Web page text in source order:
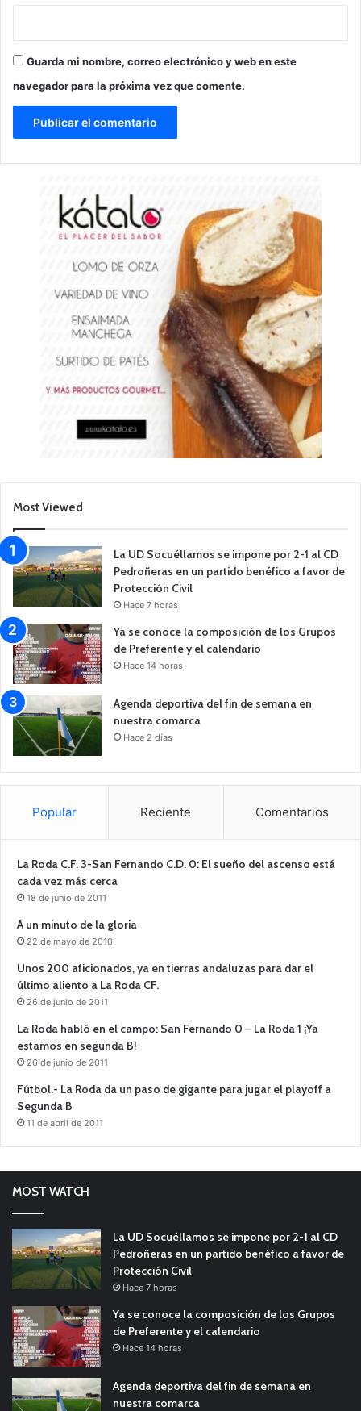
Guarda mi nombre, correo electrónico y web en este
navegador para la próxima vez que comente.
Most Viewed
La UD Socuéllamos se impone por 2-1 al CD
Pedroñeras en un partido benéfico a favor de
Protección Civil
Hace 7 horas
Ya se conoce la composición de los Grupos
de Preferente y el calendario
Hace 14 horas
Agenda deportiva del fin de semana en
nuestra comarca
Hace 2 días
Popular Reciente Comentarios
La Roda C.F. 3-San Fernando C.D. 0: El sueño del ascenso está
cada vez más cerca
18 de junio de 2011
A un minuto de la gloria
22 de mayo de 2010
Unos 200 aficionados, ya en tierras andaluzas para dar el
último aliento a La Roda CF.
26 de junio de 2011
La Roda habló en el campo: San Fernando 0 – La Roda 1 ¡Ya
estamos en segunda B!
26 de junio de 2011
Fútbol.- La Roda da un paso de gigante para jugar el playoff a
Segunda B
11 de abril de 2011
MOST WATCH
La UD Socuéllamos se impone por 2-1 al CD
Pedroñeras en un partido benéfico a favor de
Protección Civil
Hace 7 horas
Ya se conoce la composición de los Grupos
de Preferente y el calendario
Hace 14 horas
Agenda deportiva del fin de semana en
nuestra comarca